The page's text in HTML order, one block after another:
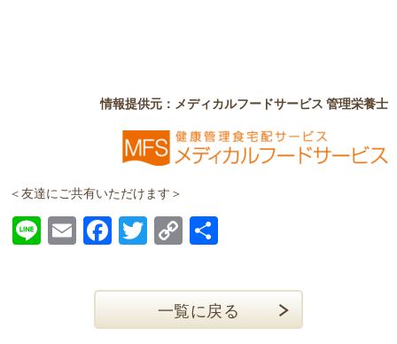
情報提供元：メディカルフードサービス 管理栄養士
＜友達にご共有いただけます＞
LineEmailFacebook
Twitter
Copy
一覧に戻る